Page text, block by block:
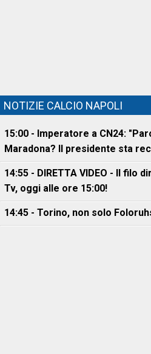
NOTIZIE CALCIO NAPOLI
15:00 - Imperatore a CN24:
Maradona? Il presidente sta
14:55 - DIRETTA VIDEO - Il filo
Tv, oggi alle ore 15:00!
14:45 - Torino, non solo